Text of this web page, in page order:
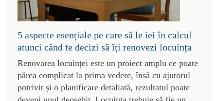
5 aspecte esențiale pe care să le iei în calcul
atunci când te decizi să îți renovezi locuința
Renovarea locuinței este un proiect amplu ce poate
părea complicat la prima vedere, însă cu ajutorul
potrivit și o planificare detaliată, rezultatul poate